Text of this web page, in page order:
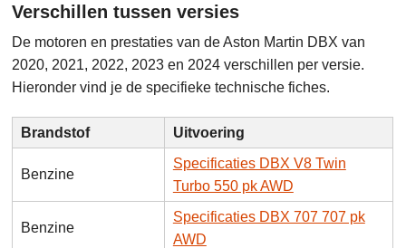
Verschillen tussen versies
De motoren en prestaties van de Aston Martin DBX van
2020, 2021, 2022, 2023 en 2024 verschillen per versie.
Hieronder vind je de specifieke technische fiches.
Brandstof Uitvoering
Benzine
Specificaties DBX V8 Twin
Turbo 550 pk AWD
Benzine
Specificaties DBX 707 707 pk
AWD